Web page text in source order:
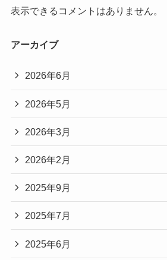
表示できるコメントはありません。
アーカイブ
2026年6月
2026年5月
2026年3月
2026年2月
2025年9月
2025年7月
2025年6月